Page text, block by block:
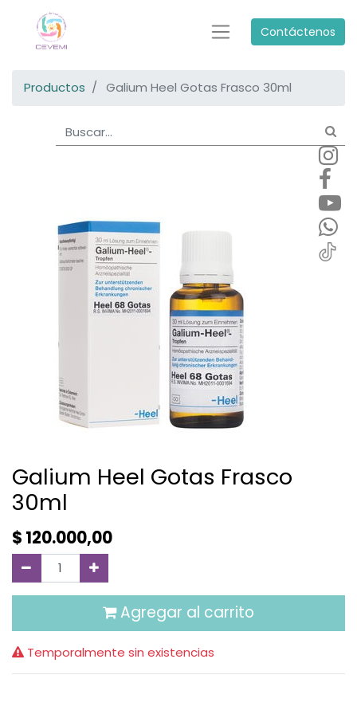
Contáctenos
Productos Galium Heel Gotas Frasco 30ml
Galium Heel Gotas Frasco
30ml
$ 120.000,00
Agregar al carrito
Temporalmente sin existencias